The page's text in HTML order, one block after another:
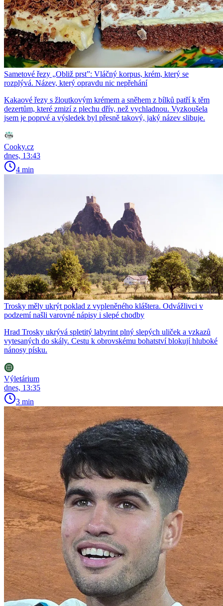
Sametové řezy „Obliž prst”: Vláčný korpus, krém, který se
rozplývá. Název, který opravdu nic nepřehání
Kakaové řezy s žloutkovým krémem a sněhem z bílků patří k těm
dezertům, které zmizí z plechu dřív, než vychladnou. Vyzkoušela
jsem je poprvé a výsledek byl přesně takový, jaký název slibuje.
Cooky.cz
dnes, 13:43
4 min
Trosky měly ukrýt poklad z vypleněného kláštera. Odvážlivci v
podzemí našli varovné nápisy i slepé chodby
Hrad Trosky ukrývá spletitý labyrint plný slepých uliček a vzkazů
vytesaných do skály. Cestu k obrovskému bohatství blokují hluboké
nánosy písku.
Výletárium
dnes, 13:35
3 min